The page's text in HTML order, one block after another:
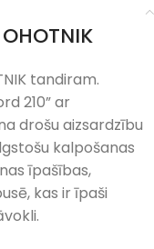
tandiram.
210” ar
drošu aizsardzību
kalpošanas
īpašības,
kas ir īpaši